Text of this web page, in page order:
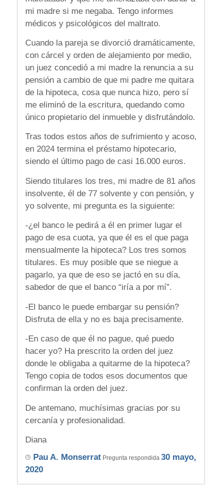
mi madre si me negaba. Tengo informes
médicos y psicológicos del maltrato.
Cuando la pareja se divorció dramáticamente,
con cárcel y orden de alejamiento por medio,
un juez concedió a mi madre la renuncia a su
pensión a cambio de que mi padre me quitara
de la hipoteca, cosa que nunca hizo, pero sí
me eliminó de la escritura, quedando como
único propietario del inmueble y disfrutándolo.
Tras todos estos años de sufrimiento y acoso,
en 2024 termina el préstamo hipotecario,
siendo el último pago de casi 16.000 euros.
Siendo titulares los tres, mi madre de 81 años
insolvente, él de 77 solvente y con pensión, y
yo solvente, mi pregunta es la siguiente:
-¿el banco le pedirá a él en primer lugar el
pago de esa cuota, ya que él es el que paga
mensualmente la hipoteca? Los tres somos
titulares. Es muy posible que se niegue a
pagarlo, ya que de eso se jactó en su día,
sabedor de que el banco “iría a por mí”.
-El banco le puede embargar su pensión?
Disfruta de ella y no es baja precisamente.
-En caso de que él no pague, qué puedo
hacer yo? Ha prescrito la orden del juez
donde le obligaba a quitarme de la hipoteca?
Tengo copia de todos esos documentos que
confirman la orden del juez.
De antemano, muchísimas gracias por su
cercanía y profesionalidad.
Diana
Pau A. MonserratPregunta respondida 30 mayo,
2020